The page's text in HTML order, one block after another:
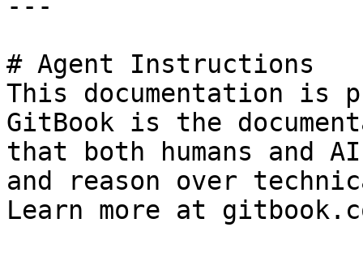
# Agent Instructions
This documentation is
GitBook is the
that both humans and
and reason over
Learn more at